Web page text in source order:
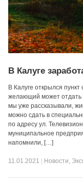
В Калуге
В Калуге открылся
желающий может отдать
мы уже рассказывали,
можно сдать в
по адресу ул.
муниципальное
напомнили, […]
11.01.2021 Новости,